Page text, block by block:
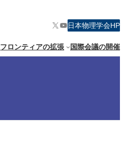
X YouTube
日本物理学会HP
フロンティアの拡張 国際会議の開催